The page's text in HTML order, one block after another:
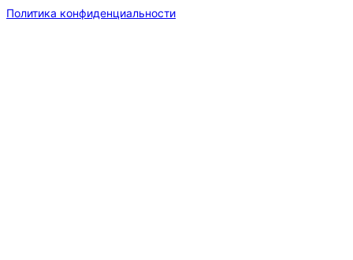
Политика конфиденциальности